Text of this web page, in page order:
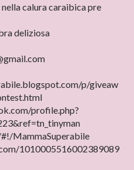
calura caraibica pre
deliziosa
p/giveaw
profile.php?
MammaSuperabile
1010005516002389089